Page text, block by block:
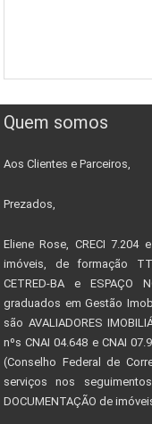
Quem somos
Aos Clientes e Parceiros,
Prezados,
Eliene Rose, CRECI 7.204
imóveis, de formação
CETRED-BA e ESPAÇO
graduados em Gestão
são AVALIADORES
nºs CNAI 04.648 e CNAI
(Conselho Federal de
serviços nos seguimentos
DOCUMENTAÇÃO de